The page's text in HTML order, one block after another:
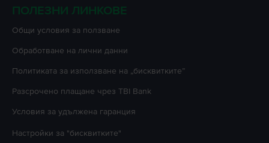
ПОЛЕЗНИ ЛИНКОВЕ
Oбщи условия за ползване
Oбработване на лични данни
Политиката за използване на „бисквитките”
Разсрочено плащане чрез TBI Bank
Условия за удължена гаранция
Настройки за "бисквитките"